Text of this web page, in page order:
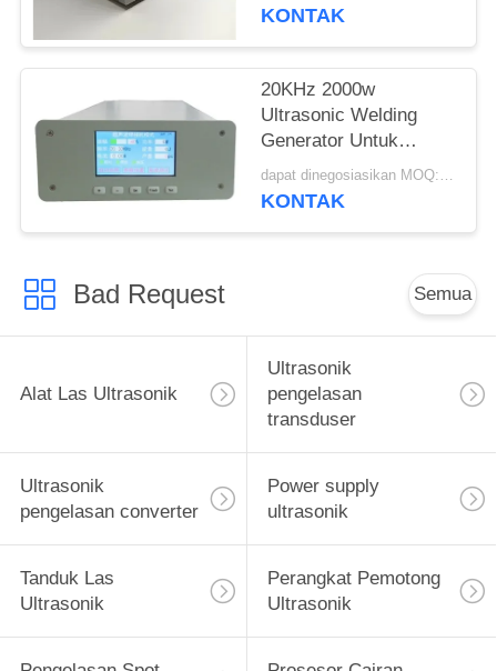
KONTAK
20KHz 2000w
Ultrasonic Welding
Generator Untuk
Masker Slicer
dapat dinegosiasikan MOQ:1 buah
KONTAK
Bad Request Semua
Alat Las Ultrasonik
Ultrasonik
pengelasan
transduser
Ultrasonik
pengelasan converter
Power supply
ultrasonik
Tanduk Las
Ultrasonik
Perangkat Pemotong
Ultrasonik